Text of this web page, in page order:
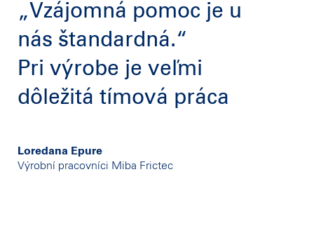
„Vzájomná pomoc je u
nás štandardná.“
Pri výrobe je veľmi
dôležitá tímová práca
Loredana Epure
Výrobní pracovníci Miba Frictec